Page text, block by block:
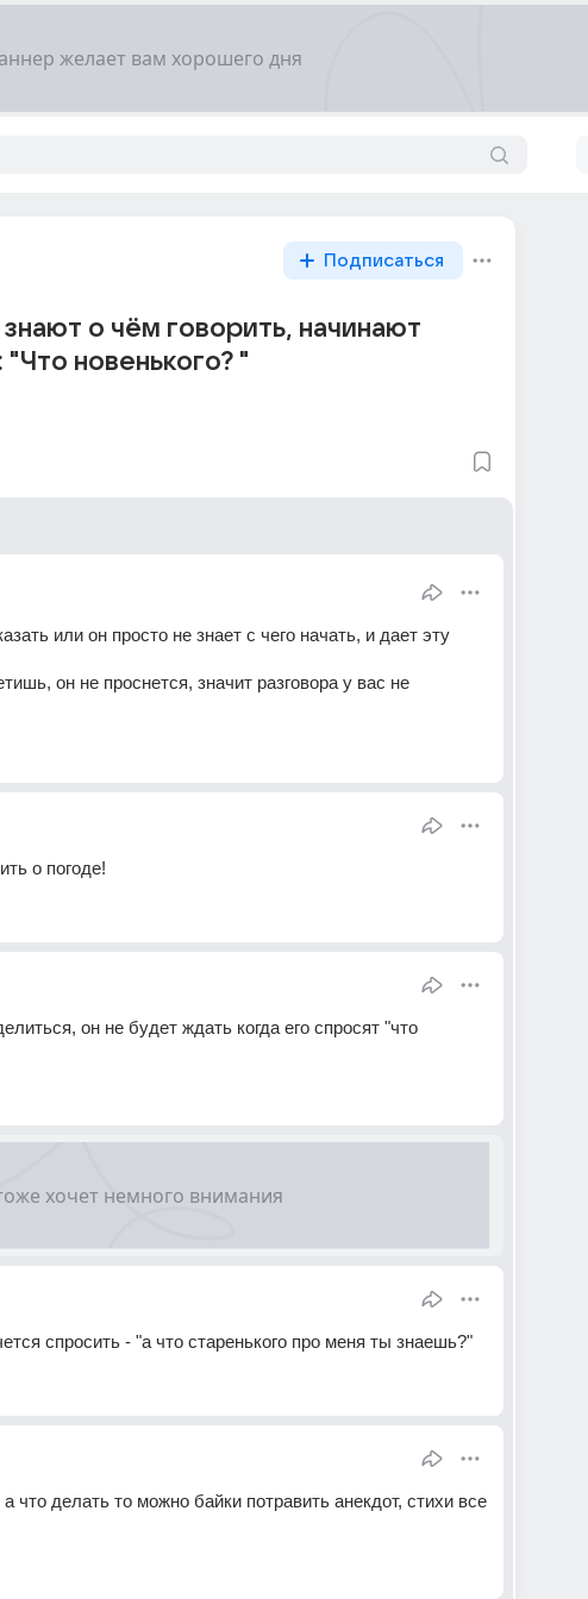
Подписаться
о чём говорить, начинают
новенького? "
или он просто не знает с чего начать, и дает эту
он не проснется, значит разговора у вас не
о погоде!
он не будет ждать когда его спросят "что
спросить - "а что старенького про меня ты знаешь?"
делать то можно байки потравить анекдот, стихи все